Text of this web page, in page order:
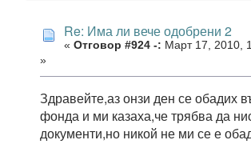
Re: Има ли вече одобрени 2
« Отговор #924 -: Март 17, 2010,
»
Здравейте,аз онзи ден се обадих
фонда и ми казаха,че трябва да
документи,но никой не ми се е